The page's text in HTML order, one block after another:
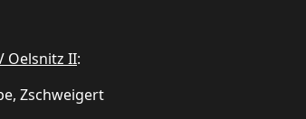
Oelsnitz II:
Zschweigert